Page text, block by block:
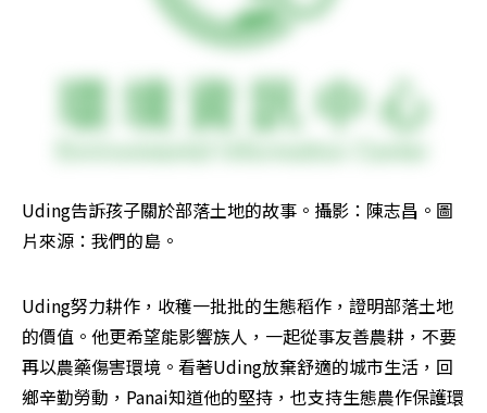
Uding告訴孩子關於部落土地的故事。攝影：陳志昌。圖
片來源：我們的島。
Uding努力耕作，收穫一批批的生態稻作，證明部落土地
的價值。他更希望能影響族人，一起從事友善農耕，不要
再以農藥傷害環境。看著Uding放棄舒適的城市生活，回
鄉辛勤勞動，Panai知道他的堅持，也支持生態農作保護環